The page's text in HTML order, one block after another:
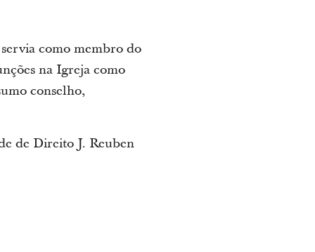
como membro do
na Igreja como
conselho,
de Direito J. Reuben